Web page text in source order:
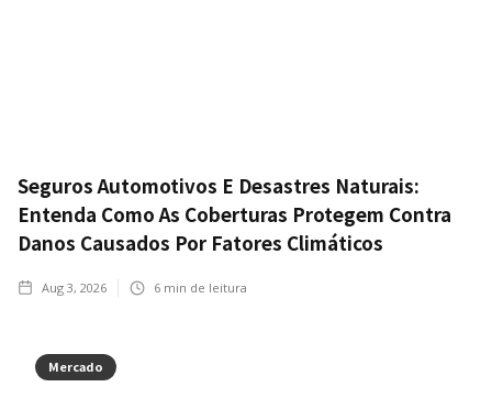
Seguros Automotivos E Desastres Naturais:
Entenda Como As Coberturas Protegem Contra
Danos Causados Por Fatores Climáticos
Aug 3, 2026 6 min de leitura
Mercado